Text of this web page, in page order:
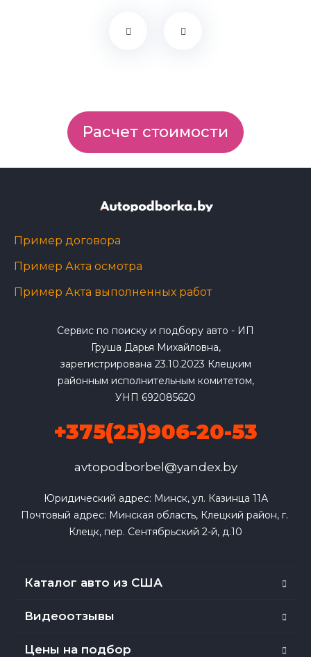
Расчет стоимости
Пример договора
Пример Акта осмотра
Пример Акта выполненных работ
Сервис по поиску и подбору авто - ИП
Груша Дарья Михайловна,
зарегистрирована 23.10.2023 Клецким
районным исполнительным комитетом,
УНП 692085620
+375(25)906-20-53
avtopodborbel@yandex.by
Юридический адрес: Минск, ул. Казинца 11А
Почтовый адрес: Минская область, Клецкий район, г.
Клецк, пер. Сентябрьский 2-й, д.10
Каталог авто из США
Видеоотзывы
Цены на подбор